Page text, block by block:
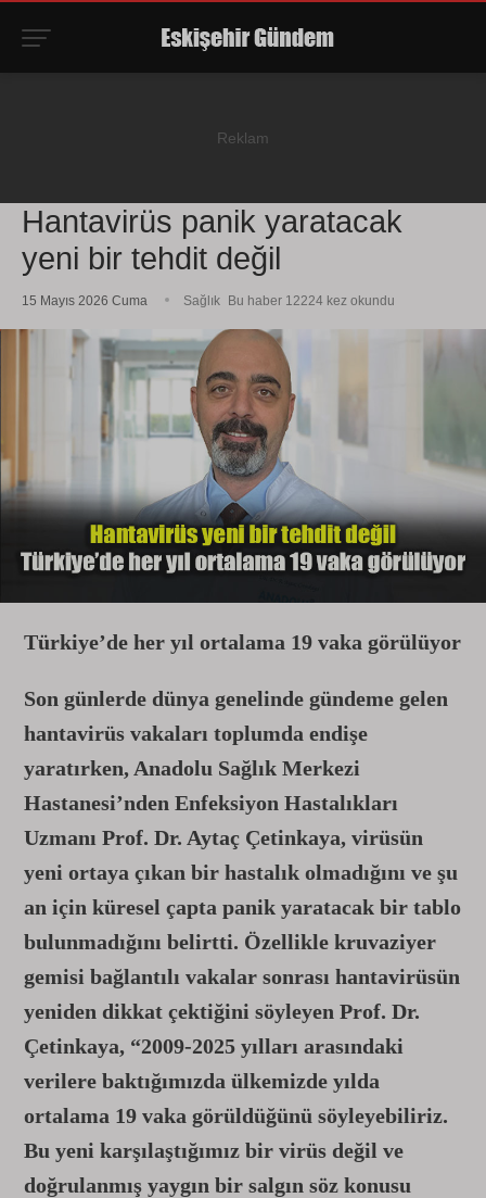
Hantavirüs panik yaratacak
yeni bir tehdit değil
15 Mayıs 2026 Cuma Sağlık Bu haber 12224 kez okundu
Türkiye’de her yıl ortalama 19 vaka görülüyor
Son günlerde dünya genelinde gündeme gelen
hantavirüs vakaları toplumda endişe
yaratırken, Anadolu Sağlık Merkezi
Hastanesi’nden Enfeksiyon Hastalıkları
Uzmanı Prof. Dr. Aytaç Çetinkaya, virüsün
yeni ortaya çıkan bir hastalık olmadığını ve şu
an için küresel çapta panik yaratacak bir tablo
bulunmadığını belirtti. Özellikle kruvaziyer
gemisi bağlantılı vakalar sonrası hantavirüsün
yeniden dikkat çektiğini söyleyen Prof. Dr.
Çetinkaya, “2009-2025 yılları arasındaki
verilere baktığımızda ülkemizde yılda
ortalama 19 vaka görüldüğünü söyleyebiliriz.
Bu yeni karşılaştığımız bir virüs değil ve
doğrulanmış yaygın bir salgın söz konusu